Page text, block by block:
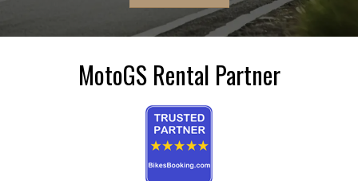
MotoGS Rental Partner